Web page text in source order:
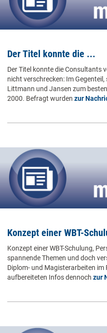
Der Titel konnte die ...
Der Titel konnte die Consultants
nicht verschrecken: Im
Littmann und Jansen zum
2000. Befragt wurden zur
Konzept einer WBT-
Konzept einer WBT-Schulung,
spannende Themen und doch
Diplom- und Magisterarbeiten im
aufbereiteten Infos dennoch zur